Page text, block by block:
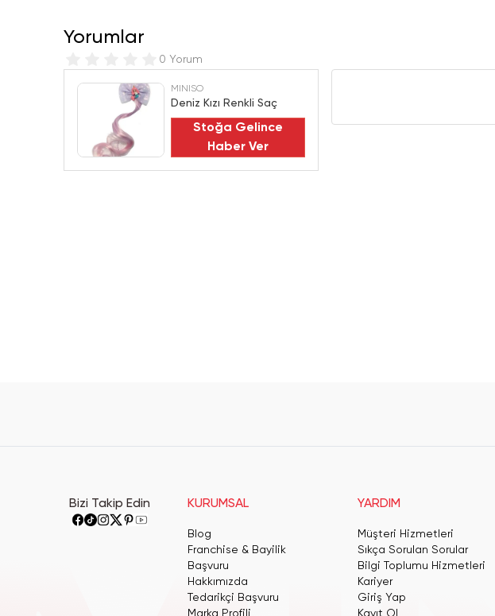
Yorumlar
0 Yorum
MINISO
Deniz Kızı Renkli Saç
Stoğa Gelince
Haber Ver
Bizi Takip Edin KURUMSAL
Blog
Franchise & Bayilik
Başvuru
Hakkımızda
Tedarikçi Başvuru
Marka Profili
YARDIM
Müşteri Hizmetleri
Sıkça Sorulan Sorular
Bilgi Toplumu Hizmetleri
Kariyer
Giriş Yap
Kayıt Ol